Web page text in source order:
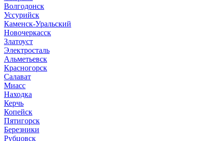
Волгодонск
Уссурийск
Каменск-Уральский
Новочеркасск
Златоуст
Электросталь
Альметьевск
Красногорск
Салават
Миасс
Находка
Керчь
Копейск
Пятигорск
Березники
Рубцовск